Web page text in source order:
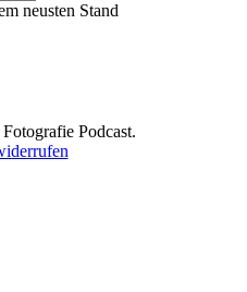
neusten Stand
Podcast.